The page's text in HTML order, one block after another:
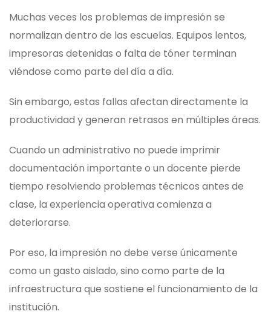
Muchas veces los problemas de impresión se
normalizan dentro de las escuelas. Equipos lentos,
impresoras detenidas o falta de tóner terminan
viéndose como parte del día a día.
Sin embargo, estas fallas afectan directamente la
productividad y generan retrasos en múltiples áreas.
Cuando un administrativo no puede imprimir
documentación importante o un docente pierde
tiempo resolviendo problemas técnicos antes de
clase, la experiencia operativa comienza a
deteriorarse.
Por eso, la impresión no debe verse únicamente
como un gasto aislado, sino como parte de la
infraestructura que sostiene el funcionamiento de la
institución.